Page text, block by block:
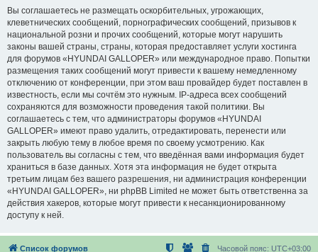
Вы соглашаетесь не размещать оскорбительных, угрожающих,
клеветнических сообщений, порнографических сообщений, призывов к
национальной розни и прочих сообщений, которые могут нарушить
законы вашей страны, страны, которая предоставляет услуги хостинга
для форумов «HYUNDAI GALLOPER» или международное право. Попытки
размещения таких сообщений могут привести к вашему немедленному
отключению от конференции, при этом ваш провайдер будет поставлен в
известность, если мы сочтём это нужным. IP-адреса всех сообщений
сохраняются для возможности проведения такой политики. Вы
соглашаетесь с тем, что администраторы форумов «HYUNDAI
GALLOPER» имеют право удалить, отредактировать, перенести или
закрыть любую тему в любое время по своему усмотрению. Как
пользователь вы согласны с тем, что введённая вами информация будет
храниться в базе данных. Хотя эта информация не будет открыта
третьим лицам без вашего разрешения, ни администрация конференции
«HYUNDAI GALLOPER», ни phpBB Limited не может быть ответственна за
действия хакеров, которые могут привести к несанкционированному
доступу к ней.
Список форумов Часовой пояс: UTC+03:00